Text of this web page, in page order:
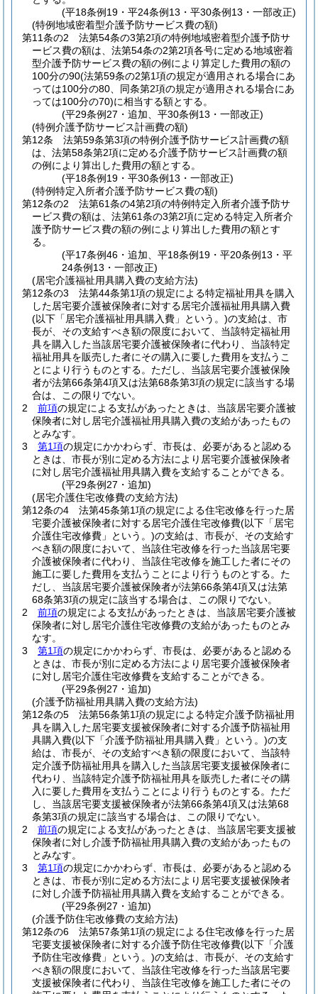
(平18条例19・平24条例13・平30条例13・一部改正)
(特例地域密着型介護予防サービス費の額)
第11条の2
法第54条の3第2項の特例地域密着型介護予防サ
ービス費の額は、法第54条の2第2項各号に定める地域密着
型介護予防サービス費の額の例により算定した費用の額の
100分の90(法第59条の2第1項の規定が適用される場合にあ
っては100分の80、同条第2項の規定が適用される場合にあ
っては100分の70)に相当する額とする。
(平29条例27・追加、平30条例13・一部改正)
(特例介護予防サービス計画費の額)
第12条
法第59条第3項の特例介護予防サービス計画費の額
は、法第58条第2項に定める介護予防サービス計画費の額
の例により算出した費用の額とする。
(平18条例19・平30条例13・一部改正)
(特例特定入所者介護予防サービス費の額)
第12条の2
法第61条の4第2項の特例特定入所者介護予防サ
ービス費の額は、法第61条の3第2項に定める特定入所者介
護予防サービス費の額の例により算出した費用の額とす
る。
(平17条例46・追加、平18条例19・平20条例13・平
24条例13・一部改正)
(居宅介護福祉用具購入費の支給方法)
第12条の3
法第44条第1項の規定による特定福祉用具を購入
した居宅要介護被保険者に対する居宅介護福祉用具購入費
(以下「居宅介護福祉用具購入費」という。)の支給は、市
長が、その支給すべき額の限度において、当該特定福祉用
具を購入した当該居宅要介護被保険者に代わり、当該特定
福祉用具を販売した者にその購入に要した費用を支払うこ
とにより行うものとする。 ただし、当該居宅要介護被保険
者が法第66条第4項又は法第68条第3項の規定に該当する場
合は、この限りでない。
2
前項の規定による支払があったときは、当該居宅要介護被
保険者に対し居宅介護福祉用具購入費の支給があったもの
とみなす。
3
第1項の規定にかかわらず、市長は、必要があると認める
ときは、市長が別に定める方法により居宅要介護被保険者
に対し居宅介護福祉用具購入費を支給することができる。
(平29条例27・追加)
(居宅介護住宅改修費の支給方法)
第12条の4
法第45条第1項の規定による住宅改修を行った居
宅要介護被保険者に対する居宅介護住宅改修費(以下「居宅
介護住宅改修費」という。)の支給は、市長が、その支給す
べき額の限度において、当該住宅改修を行った当該居宅要
介護被保険者に代わり、当該住宅改修を施工した者にその
施工に要した費用を支払うことにより行うものとする。 た
だし、当該居宅要介護被保険者が法第66条第4項又は法第
68条第3項の規定に該当する場合は、この限りでない。
2
前項の規定による支払があったときは、当該居宅要介護被
保険者に対し居宅介護住宅改修費の支給があったものとみ
なす。
3
第1項の規定にかかわらず、市長は、必要があると認める
ときは、市長が別に定める方法により居宅要介護被保険者
に対し居宅介護住宅改修費を支給することができる。
(平29条例27・追加)
(介護予防福祉用具購入費の支給方法)
第12条の5
法第56条第1項の規定による特定介護予防福祉用
具を購入した居宅要支援被保険者に対する介護予防福祉用
具購入費(以下「介護予防福祉用具購入費」という。)の支
給は、市長が、その支給すべき額の限度において、当該特
定介護予防福祉用具を購入した当該居宅要支援被保険者に
代わり、当該特定介護予防福祉用具を販売した者にその購
入に要した費用を支払うことにより行うものとする。 ただ
し、当該居宅要支援被保険者が法第66条第4項又は法第68
条第3項の規定に該当する場合は、この限りでない。
2
前項の規定による支払があったときは、当該居宅要支援被
保険者に対し介護予防福祉用具購入費の支給があったもの
とみなす。
3
第1項の規定にかかわらず、市長は、必要があると認める
ときは、市長が別に定める方法により居宅要支援被保険者
に対し介護予防福祉用具購入費を支給することができる。
(平29条例27・追加)
(介護予防住宅改修費の支給方法)
第12条の6
法第57条第1項の規定による住宅改修を行った居
宅要支援被保険者に対する介護予防住宅改修費(以下「介護
予防住宅改修費」という。)の支給は、市長が、その支給す
べき額の限度において、当該住宅改修を行った当該居宅要
支援被保険者に代わり、当該住宅改修を施工した者にその